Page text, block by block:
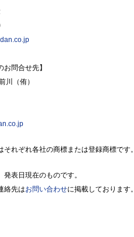
お問合せ先】
（侑）
れぞれ各社の商標または登録商標です。
表日現在のものです。
絡先はお問い合わせに掲載しております。